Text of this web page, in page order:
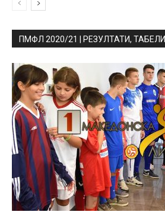
ПМФЛ 2020/21 | РЕЗУЛТАТИ, ТАБЕЛИ